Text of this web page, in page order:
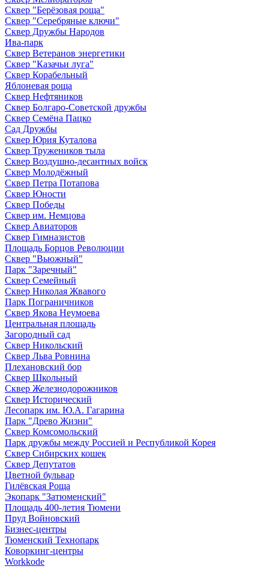
Сквер "Берёзовая роща"
Сквер "Серебряные ключи"
Сквер Дружбы Народов
Ива-парк
Сквер Ветеранов энергетики
Сквер "Казачьи луга"
Сквер Корабельный
Яблоневая роща
Сквер Нефтяников
Сквер Болгаро-Советской дружбы
Сквер Семёна Пацко
Сад Дружбы
Сквер Юрия Куталова
Сквер Тружеников тыла
Сквер Воздушно-десантных войск
Сквер Молодёжный
Сквер Петра Потапова
Сквер Юности
Сквер Победы
Сквер им. Немцова
Сквер Авиаторов
Сквер Гимназистов
Площадь Борцов Революции
Сквер "Вьюжный"
Парк "Заречный"
Сквер Семейный
Сквер Николая Жвавого
Парк Пограничников
Сквер Якова Неумоева
Центральная площадь
Загородный сад
Сквер Никольский
Сквер Льва Ровнина
Плехановский бор
Сквер Школьный
Сквер Железнодорожников
Сквер Исторический
Лесопарк им. Ю.А. Гагарина
Парк "Древо Жизни"
Сквер Комсомольский
Парк дружбы между Россией и Республикой Корея
Сквер Сибирских кошек
Сквер Депутатов
Цветной бульвар
Гилёвская Роща
Экопарк "Затюменский"
Площадь 400-летия Тюмени
Пруд Войновский
Бизнес-центры
Тюменский Технопарк
Коворкинг-центры
Workkode